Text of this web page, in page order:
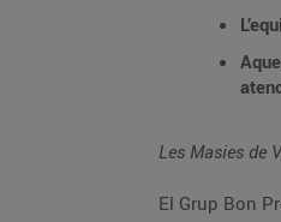
Les Masies de
El Grup Bon